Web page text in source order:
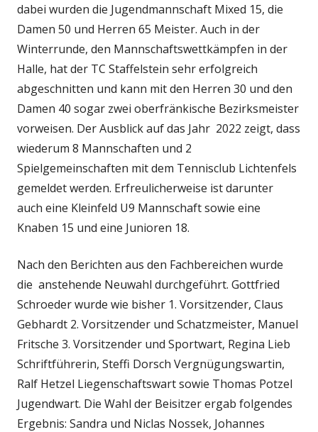
dabei wurden die Jugendmannschaft Mixed 15, die
Damen 50 und Herren 65 Meister. Auch in der
Winterrunde, den Mannschaftswettkämpfen in der
Halle, hat der TC Staffelstein sehr erfolgreich
abgeschnitten und kann mit den Herren 30 und den
Damen 40 sogar zwei oberfränkische Bezirksmeister
vorweisen. Der Ausblick auf das Jahr 2022 zeigt, dass
wiederum 8 Mannschaften und 2
Spielgemeinschaften mit dem Tennisclub Lichtenfels
gemeldet werden. Erfreulicherweise ist darunter
auch eine Kleinfeld U9 Mannschaft sowie eine
Knaben 15 und eine Junioren 18.
Nach den Berichten aus den Fachbereichen wurde
die anstehende Neuwahl durchgeführt. Gottfried
Schroeder wurde wie bisher 1. Vorsitzender, Claus
Gebhardt 2. Vorsitzender und Schatzmeister, Manuel
Fritsche 3. Vorsitzender und Sportwart, Regina Lieb
Schriftführerin, Steffi Dorsch Vergnügungswartin,
Ralf Hetzel Liegenschaftswart sowie Thomas Potzel
Jugendwart. Die Wahl der Beisitzer ergab folgendes
Ergebnis: Sandra und Niclas Nossek, Johannes